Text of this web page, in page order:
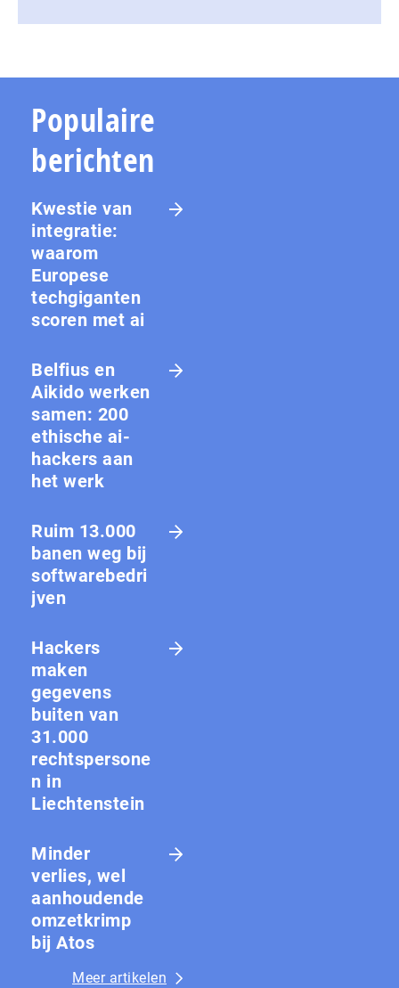
Populaire
berichten
Kwestie van
integratie:
waarom
Europese
techgiganten
scoren met ai
Belfius en
Aikido werken
samen: 200
ethische ai-
hackers aan
het werk
Ruim 13.000
banen weg bij
softwarebedri
jven
Hackers
maken
gegevens
buiten van
31.000
rechtspersone
n in
Liechtenstein
Minder
verlies, wel
aanhoudende
omzetkrimp
bij Atos
Meer artikelen